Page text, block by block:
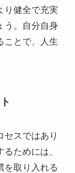
り健全で充実
う。自分自身
ことで、人生
セスではあり
ためには、
を取り入れる